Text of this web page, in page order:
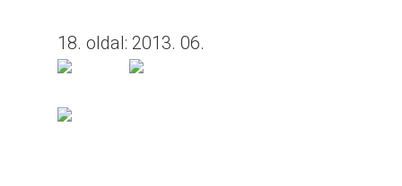
18. oldal: 2013. 06.